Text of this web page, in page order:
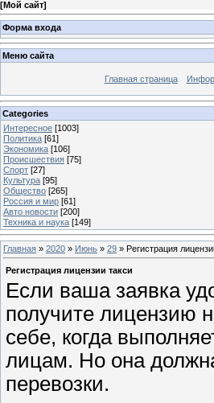
[Мой сайт]
Форма входа
Меню сайта
Главная страница
Categories
Интересное [1003]
Политика [61]
Экономика [106]
Происшествия [75]
Спорт [27]
Культура [95]
Общество [265]
Россия и мир [61]
Авто новости [200]
Техника и наука [149]
Главная » 2020 » Июнь » 29 » Регистрация
Регистрация лицензии такси
Если ваша заявка
получите лицензию
себе, когда
лицам. Но она
перевозки.